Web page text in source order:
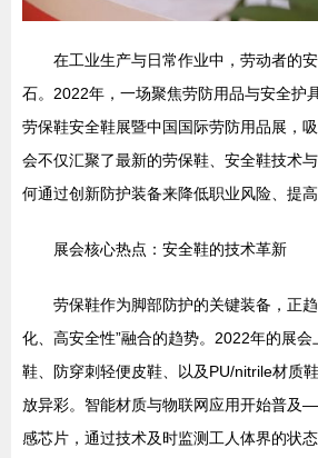
在工业生产与日常作业中，劳动者的
石。2022年，一场聚焦劳防用品与安全
劳保鞋安全鞋展暨中国国际劳防用品展，
会不仅汇聚了最新的劳保鞋、安全鞋技术
何通过创新防护装备来降低职业风险、提高
展会核心热点：安全鞋的技术革新
劳保鞋作为脚部防护的关键装备，正
化、高安全性”融合的趋势。2022年的展
鞋、防穿刺轻便皮鞋、以及PU/nitrile材质
放异彩。智能材质与物联网应用开始普及
感芯片，通过技术及时监测工人体界的状